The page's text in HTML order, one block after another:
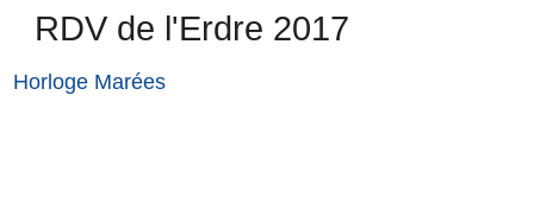
RDV de l'Erdre 2017
Horloge Marées